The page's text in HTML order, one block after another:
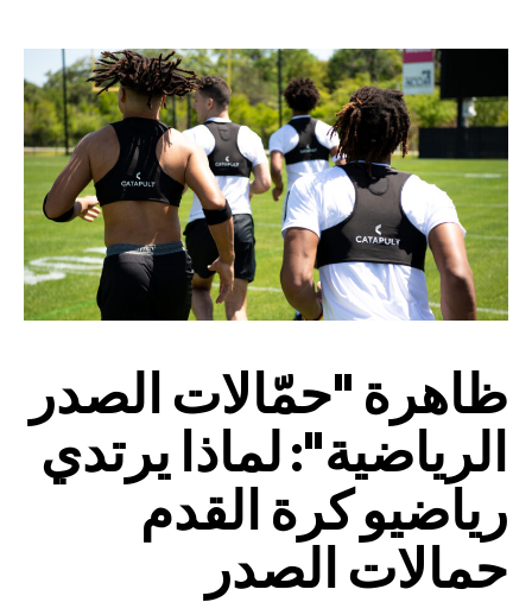
ظاهرة "حمّالات الصدر
الرياضية": لماذا يرتدي
رياضيو كرة القدم
حمالات الصدر